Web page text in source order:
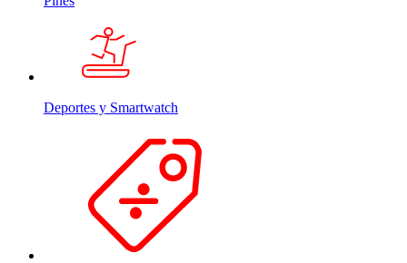
Deportes y Smartwatch